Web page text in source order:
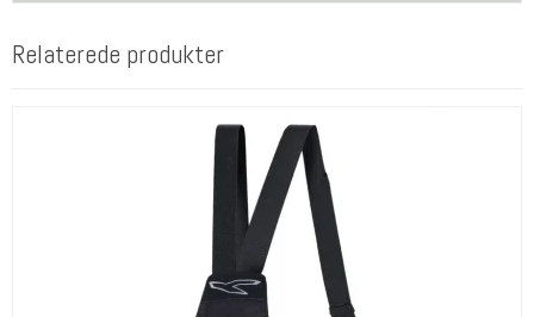
Relaterede produkter